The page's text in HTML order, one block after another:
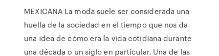
MEXICANA La moda suele ser considerada una
huella de la sociedad en el tiempo que nos da
una idea de cómo era la vida cotidiana durante
una década o un siglo en particular. Una de las